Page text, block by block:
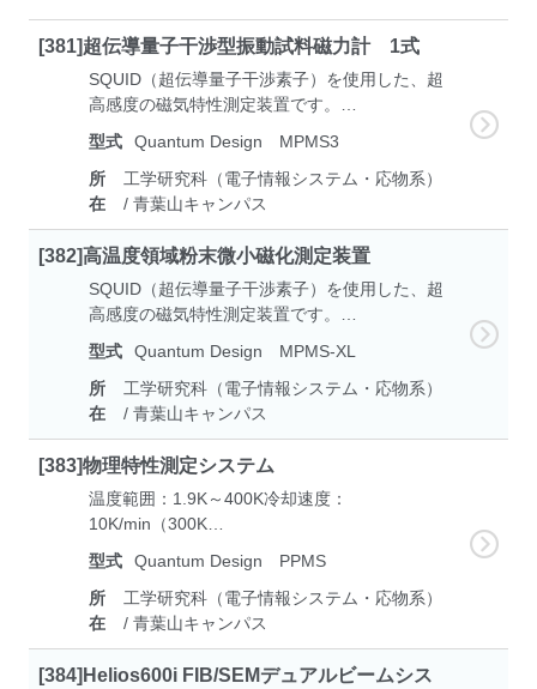
[381]超伝導量子干渉型振動試料磁力計 1式
SQUID（超伝導量子干渉素子）を使用した、超
高感度の磁気特性測定装置です。…
型式
Quantum Design MPMS3
所
在
工学研究科（電子情報システム・応物系）
/ 青葉山キャンパス
[382]高温度領域粉末微小磁化測定装置
SQUID（超伝導量子干渉素子）を使用した、超
高感度の磁気特性測定装置です。…
型式
Quantum Design MPMS-XL
所
在
工学研究科（電子情報システム・応物系）
/ 青葉山キャンパス
[383]物理特性測定システム
温度範囲：1.9K～400K冷却速度：
10K/min（300K…
型式
Quantum Design PPMS
所
在
工学研究科（電子情報システム・応物系）
/ 青葉山キャンパス
[384]Helios600i FIB/SEMデュアルビームシス